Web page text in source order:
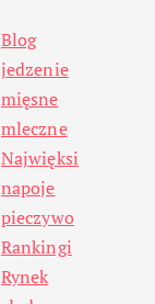
Blog
jedzenie
mięsne
mleczne
Najwięksi
napoje
pieczywo
Rankingi
Rynek